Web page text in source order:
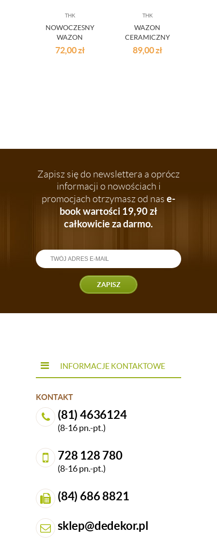
THK
NOWOCZESNY
WAZON
GRANATOWY
72,00zł
THK
WAZON
CERAMICZNY
TOREBKA
CZARNA ZE
89,00zł
Zapisz się do newslettera a oprócz
informacji o nowościach i
promocjach otrzymasz od nas e-
book wartości 19,90 zł
całkowicie za darmo.
ZAPISZ
INFORMACJE KONTAKTOWE
KONTAKT
(81) 4636124
(8-16 pn.-pt.)
728 128 780
(8-16 pn.-pt.)
(84) 686 8821
sklep@dedekor.pl